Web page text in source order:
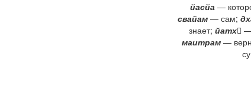
йасйа —
свайам — сам;
знает; йатх —
маитрам —